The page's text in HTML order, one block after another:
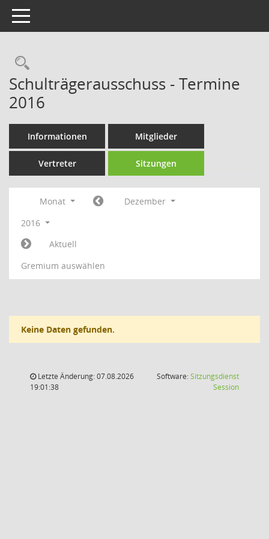
Toggle navigation
Rechercheauswahl
Schulträgerausschuss - Termine
2016
Informationen Mitglieder
Vertreter Sitzungen
Monat
Dezember
2016
Aktuell
Gremium auswählen
Keine Daten gefunden.
Letzte Änderung: 07.08.2026
19:01:38
Software:Sitzungsdienst
Session(Wird in